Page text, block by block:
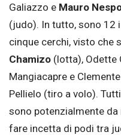
Galiazzo e Mauro
(judo). In tutto, sono 12
cinque cerchi, visto che
Chamizo (lotta), Odette
Mangiacapre e
Pellielo (tiro a volo).
sono potenzialmente da
fare incetta di podi tra